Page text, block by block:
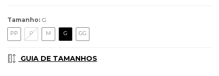
Tamanho: G
PP P M G GG
GUIA DE TAMANHOS